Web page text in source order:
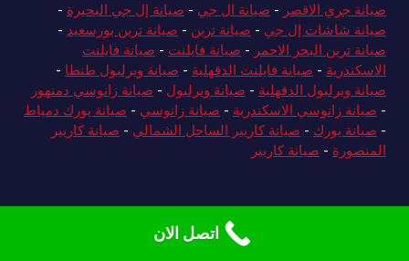
صيانة جري الاقصر - صيانة ال جي - صيانة إل جي البحيرة -
صيانة شاشات إل جي - صيانة ترين - صيانة ترين بورسعيد -
صيانة ترين البحر الاحمر - صيانة فايلنت - صيانة فايلنت
الاسكندرية - صيانة فايلنت الدقهلية - صيانة ويرلبول طنطا -
صيانة ويرلبول الدقهلية - صيانة ويرلبول - صيانة زانوسي دمنهور
- صيانة زانوسي الاسكندرية - صيانة زانوسي - صيانة يورك دمياط
- صيانة يورك - صيانة كاريير الساحل الشمالي - صيانة كاريير
المنصورة - صيانة كاريير
اتصل الان